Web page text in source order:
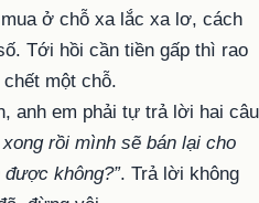
ở chỗ xa lắc xa lơ, cách
Tới hồi cần tiền gấp thì rao
một chỗ.
anh em phải tự trả lời hai câu
xong rồi mình sẽ bán lại cho
được không?”. Trả lời không